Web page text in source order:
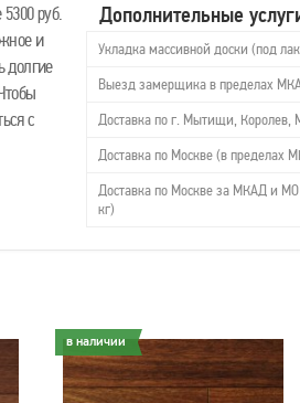
руб.
и
долгие
с
Дополнительные
Укладка массивной доски (под
Выезд замерщика в пределах
Доставка по г. Мытищи, Королев,
Доставка по Москве (в пределах
Доставка по Москве за МКАД и МО
кг)
в наличии